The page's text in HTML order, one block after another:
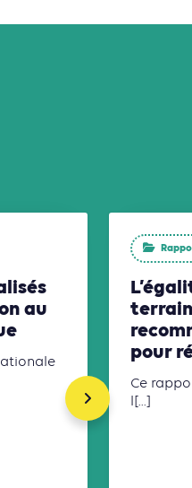
au
pour
Ce
l[...]